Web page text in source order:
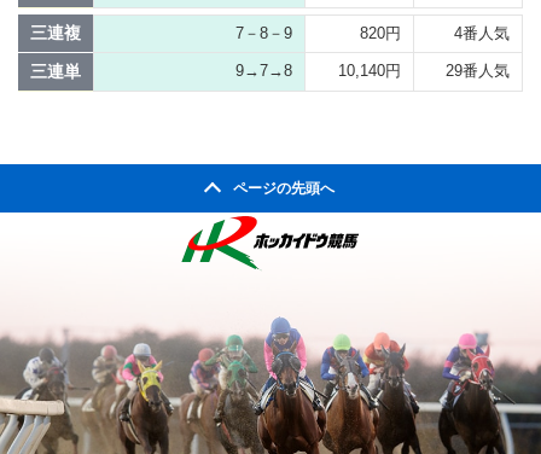
三連複 7－8－9 820円 4番人気
三連単 9→7→8 10,140円 29番人気
ページの先頭へ